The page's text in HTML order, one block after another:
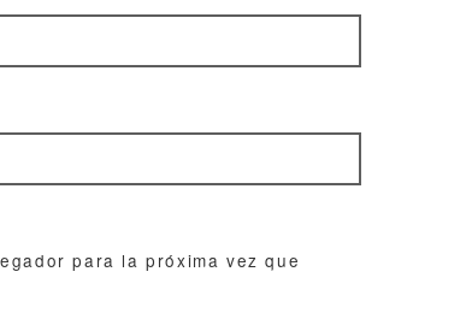
para la próxima vez que